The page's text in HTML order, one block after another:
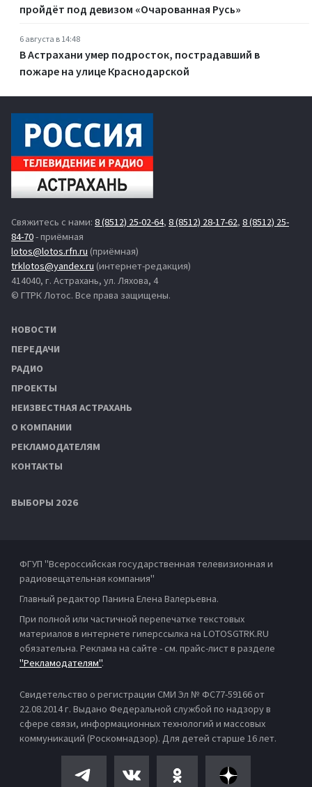
пройдёт под девизом «Очарованная Русь»
6 августа в 14:48
В Астрахани умер подросток, пострадавший в
пожаре на улице Краснодарской
Свяжитесь с нами: 8 (8512) 25-02-64, 8 (8512) 28-17-62, 8 (8512) 25-
84-70- приёмная
lotos@lotos.rfn.ru (приёмная)
trklotos@yandex.ru (интернет-редакция)
414040, г. Астрахань, ул. Ляхова, 4
© ГТРК Лотос. Все права защищены.
НОВОСТИ
ПЕРЕДАЧИ
РАДИО
ПРОЕКТЫ
НЕИЗВЕСТНАЯ АСТРАХАНЬ
О КОМПАНИИ
РЕКЛАМОДАТЕЛЯМ
КОНТАКТЫ
ВЫБОРЫ 2026
ФГУП "Всероссийская государственная телевизионная и
радиовещательная компания"
Главный редактор Панина Елена Валерьевна.
При полной или частичной перепечатке текстовых
материалов в интернете гиперссылка на LOTOSGTRK.RU
обязательна. Реклама на сайте - см. прайс-лист в разделе
"Рекламодателям".
Свидетельство о регистрации СМИ Эл № ФС77-59166 от
22.08.2014 г. Выдано Федеральной службой по надзору в
сфере связи, информационных технологий и массовых
коммуникаций (Роскомнадзор). Для детей старше 16 лет.